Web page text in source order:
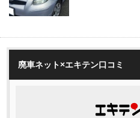
廃車ネット×エキテン口コミ